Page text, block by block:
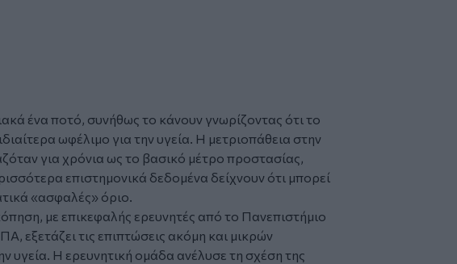
ένα ποτό, συνήθως το κάνουν γνωρίζοντας ότι το
ωφέλιμο για την υγεία. Η μετριοπάθεια στην
για χρόνια ως το βασικό μέτρο προστασίας,
επιστημονικά δεδομένα δείχνουν ότι μπορεί
«ασφαλές» όριο.
με επικεφαλής ερευνητές από το Πανεπιστήμιο
εξετάζει τις επιπτώσεις ακόμη και μικρών
υγεία. Η ερευνητική ομάδα ανέλυσε τη σχέση της